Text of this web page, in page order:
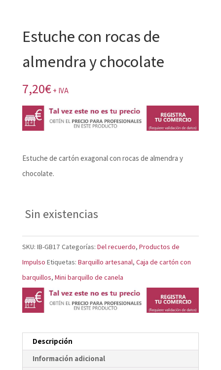
Estuche con rocas de
almendra y chocolate
7,20€ + IVA
Estuche de cartón exagonal con rocas de almendra y
chocolate.
Sin existencias
SKU: IB-GB17 Categorías: Del recuerdo, Productos de
Impulso Etiquetas: Barquillo artesanal, Caja de cartón con
barquillos, Mini barquillo de canela
Descripción
Información adicional